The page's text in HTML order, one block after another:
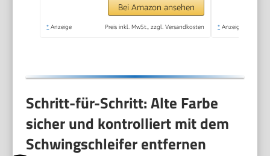
Geschwindigkeit, inkl.
5x Schleifpapier &
Bei Amazon ansehen
* Anzeige Preis inkl. MwSt., zzgl. Versandkosten * Anzeige
Schritt-für-Schritt: Alte Farbe
sicher und kontrolliert mit dem
Schwingschleifer entfernen